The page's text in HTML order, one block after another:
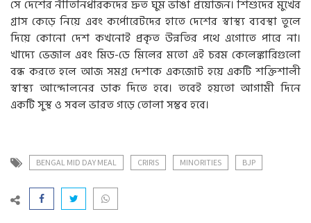
সে দেশের নীতিনির্ধারকদের দ্রুত ঘুম ভাঙা প্রয়োজন। শিশুদের মুখের
গ্রাস কেড়ে নিয়ে এবং কর্পোরেটদের হাতে দেশের স্বাস্থ্য ব্যবস্থা তুলে
দিয়ে কোনো দেশ কখনোই প্রকৃত উন্নতির পথে এগোতে পারে না।
খাদ্যে ভেজাল এবং মিড-ডে মিলের মতো এই চরম কেলেঙ্কারিগুলো
বন্ধ করতে হলে আজ সমগ্র দেশকে একজোট হয়ে একটি শক্তিশালী
স্বাস্থ্য আন্দোলনের ডাক দিতে হবে। তবেই হয়তো আগামী দিনে
একটি সুস্থ ও সবল ভারত গড়ে তোলা সম্ভব হবে।
BENGAL MID DAY MEAL CRIRIS MINORITIES BJP